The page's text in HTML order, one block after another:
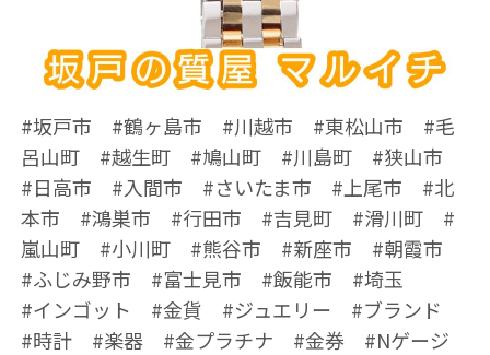
#坂戸市 #鶴ヶ島市 #川越市 #東松山市 #毛
呂山町 #越生町 #鳩山町 #川島町 #狭山市
#日高市 #入間市 #さいたま市 #上尾市 #北
本市 #鴻巣市 #行田市 #吉見町 #滑川町 #
嵐山町 #小川町 #熊谷市 #新座市 #朝霞市
#ふじみ野市 #富士見市 #飯能市 #埼玉
#インゴット #金貨 #ジュエリー #ブランド
#時計 #楽器 #金プラチナ #金券 #Nゲージ